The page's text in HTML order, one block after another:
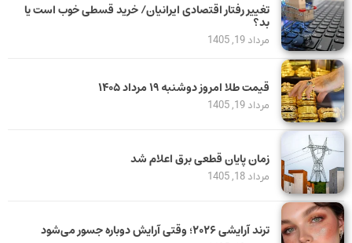
تغییر رفتار اقتصادی ایرانیان/ خرید قسطی خوب است یا
بد؟
مرداد 19, 1405
قیمت طلا امروز دوشنبه ۱۹ مرداد ۱۴۰۵
مرداد 19, 1405
زمان پایان قطعی برق اعلام شد
مرداد 18, 1405
ترند آرایشی ۲۰۲۶؛ وقتی آرایش دوباره جسور می‌شود